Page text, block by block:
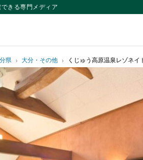
きる専門メディア
県 大分・その他 くじゅう高原温泉レゾネイ